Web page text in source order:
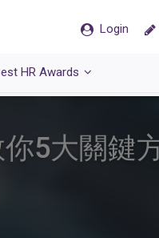
Login
HR Awards
5大關鍵